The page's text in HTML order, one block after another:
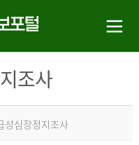
조사
성심장정지조사